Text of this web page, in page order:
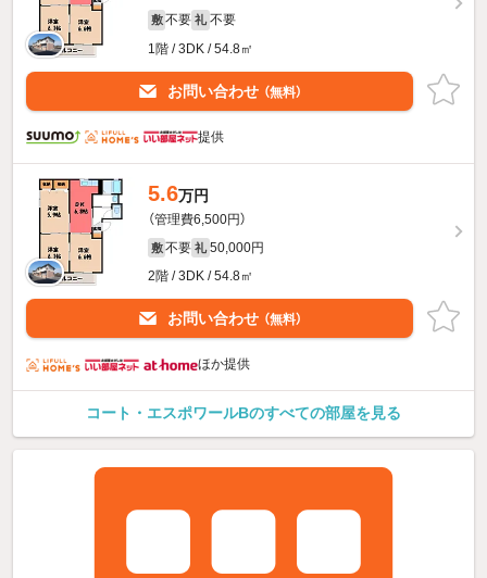
敷 不要 礼 不要
1階 / 3DK / 54.8㎡
お問い合わせ （無料）
提供
5.6万円
（管理費6,500円）
敷 不要 礼 50,000円
2階 / 3DK / 54.8㎡
お問い合わせ （無料）
ほか提供
コート・エスポワールBのすべての部屋を見る